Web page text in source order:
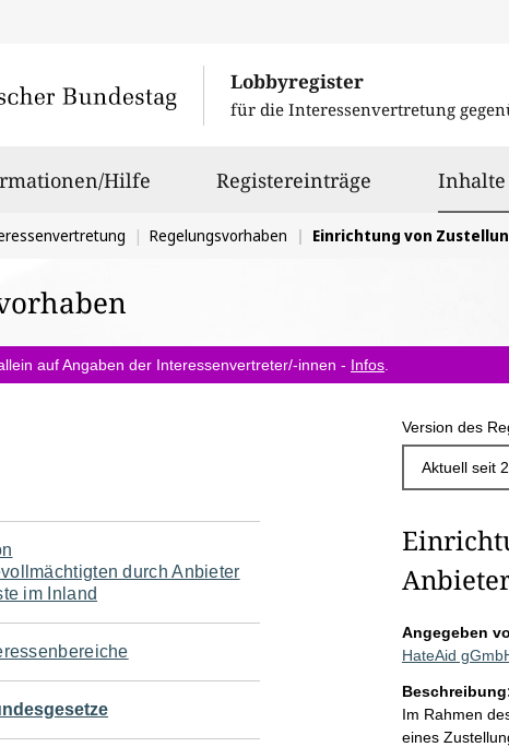
Lobbyregister
für die Interessenvertretung
Hilfe Registereinträge
Regelungsvorhaben Einrichtung von Zustellungsbevollmächtigten durch
auf Angaben der Interessenvertreter/-innen - Infos
Version des
durch Anbieter
im Inland
Angegeben
HateAid
Im Rahmen
eines